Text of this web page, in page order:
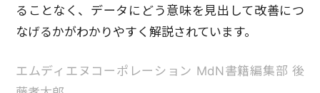
ることなく、データにどう意味を見出して改善につ
なげるかがわかりやすく解説されています。
エムディエヌコーポレーション MdN書籍編集部 後